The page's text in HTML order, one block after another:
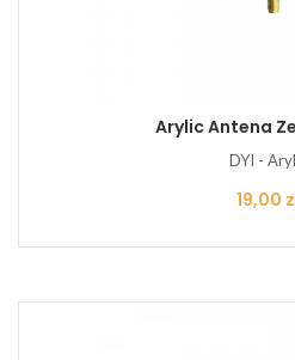
Arylic Antena
DYI -
Cena
19,00